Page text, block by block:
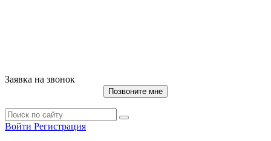
Заявка на звонок
Позвоните мне
Войти Регистрация